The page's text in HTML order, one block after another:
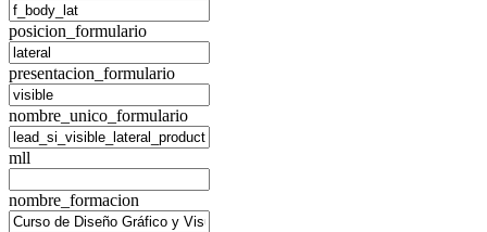
posicion_formulario
presentacion_formulario
nombre_unico_formulario
mll
nombre_formacion